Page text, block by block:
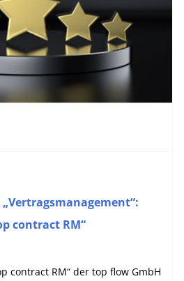
contract RM“
contract RM“ der top flow GmbH